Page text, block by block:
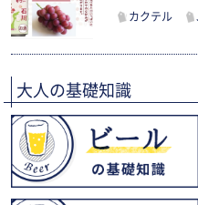
カクテル
大人の基礎知識